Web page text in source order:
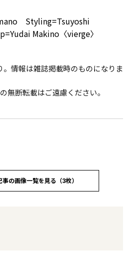
Styling=Tsuyoshi
Makino〈vierge〉
情報は雑誌掲載時のものになりま
無断転載はご遠慮ください。
事の画像一覧を見る（3枚）